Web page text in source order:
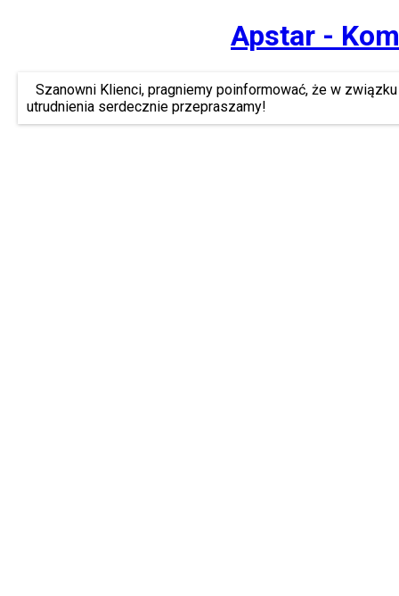
Apstar -
Szanowni Klienci, pragniemy poinformować, że w
utrudnienia serdecznie przepraszamy!